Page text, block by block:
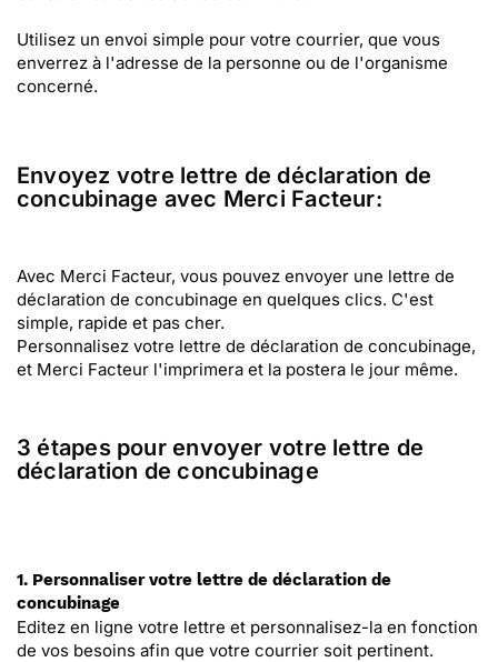
Utilisez un envoi simple pour votre courrier, que vous
enverrez à l'adresse de la personne ou de l'organisme
concerné.
Envoyez votre lettre de déclaration de
concubinage avec Merci Facteur:
Avec Merci Facteur, vous pouvez envoyer une lettre de
déclaration de concubinage en quelques clics. C'est
simple, rapide et pas cher.
Personnalisez votre lettre de déclaration de concubinage,
et Merci Facteur l'imprimera et la postera le jour même.
3 étapes pour envoyer votre lettre de
déclaration de concubinage
1. Personnaliser votre lettre de déclaration de
concubinage
Editez en ligne votre lettre et personnalisez-la en fonction
de vos besoins afin que votre courrier soit pertinent.